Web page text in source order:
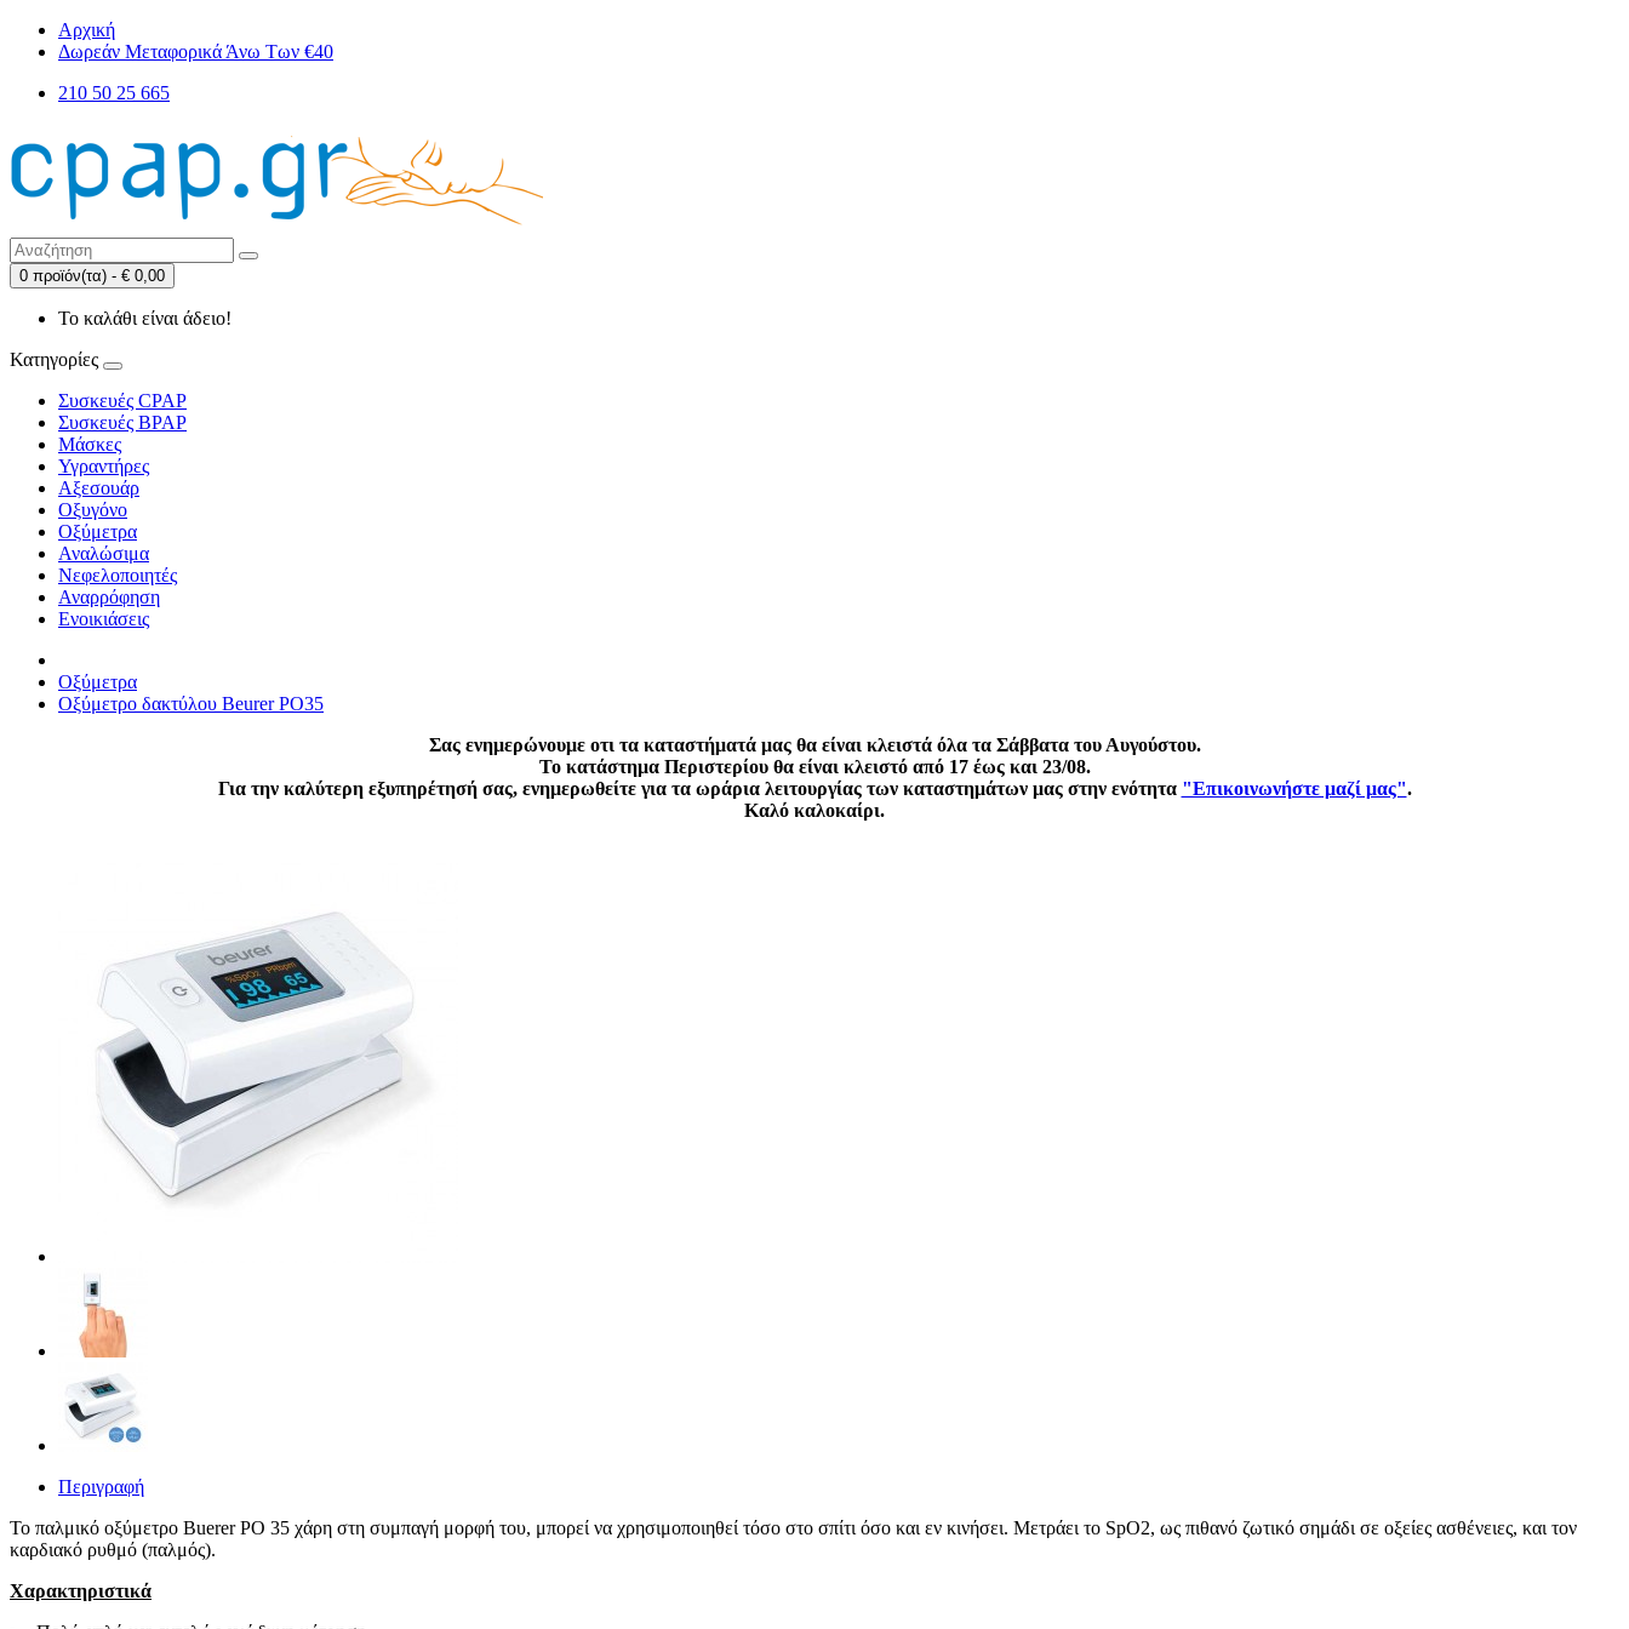
Αρχική
Δωρεάν Μεταφορικά Άνω Των €40
210 50 25 665
0 προϊόν(τα) - € 0,00
Το καλάθι είναι άδειο!
Κατηγορίες
Συσκευές CPAP
Συσκευές BPAP
Μάσκες
Υγραντήρες
Αξεσουάρ
Οξυγόνο
Οξύμετρα
Αναλώσιμα
Νεφελοποιητές
Αναρρόφηση
Ενοικιάσεις
Οξύμετρα
Οξύμετρο δακτύλου Beurer PO35
Σας ενημερώνουμε οτι τα καταστήματά μας θα είναι κλειστά όλα τα Σάββατα του Αυγούστου.
Το κατάστημα Περιστερίου θα είναι κλειστό από 17 έως και 23/08.
Για την καλύτερη εξυπηρέτησή σας, ενημερωθείτε για τα ωράρια λειτουργίας των καταστημάτων μας στην ενότητα "Επικοινωνήστε μαζί μας".
Καλό καλοκαίρι.
Περιγραφή
Το παλμικό οξύμετρο Buerer PO 35 χάρη στη συμπαγή μορφή του, μπορεί να χρησιμοποιηθεί τόσο στο σπίτι όσο και εν κινήσει. Μετράει το SpO2, ως πιθανό ζωτικό σημάδι σε οξείες ασθένειες, και τον
καρδιακό ρυθμό (παλμός).
Χαρακτηριστικά